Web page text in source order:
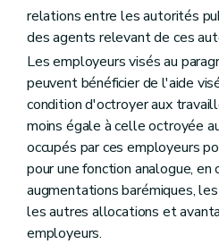
relations entre les autorités
des agents relevant de ces
Les employeurs visés au
peuvent bénéficier de l'aide
condition d'octroyer aux
moins égale à celle octroyée
occupés par ces employeurs
pour une fonction analogue, en
augmentations barémiques,
les autres allocations et
employeurs.